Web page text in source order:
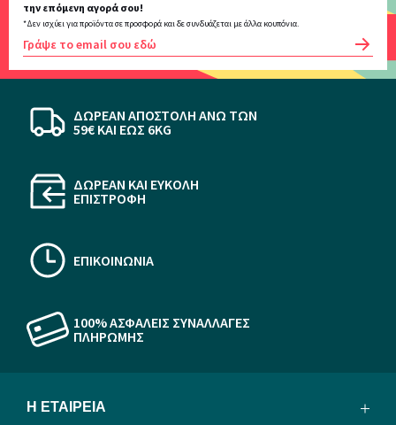
την επόμενη αγορά σου!
*Δεν ισχύει για προϊόντα σε προσφορά και δε συνδυάζεται με άλλα κουπόνια.
OK
ΔΩΡΕΑΝ ΑΠΟΣΤΟΛΗ ΆΝΩ ΤΩΝ
59€ KAI ΕΩΣ 6KG
ΔΩΡΕΑΝ ΚΑΙ ΕΥΚΟΛΗ
ΕΠΙΣΤΡΟΦΗ
ΕΠΙΚΟΙΝΩΝΙΑ
100% ΑΣΦΑΛΕΙΣ ΣΥΝΑΛΛΑΓΕΣ
ΠΛΗΡΩΜΗΣ
Η ΕΤΑΙΡΕΙΑ